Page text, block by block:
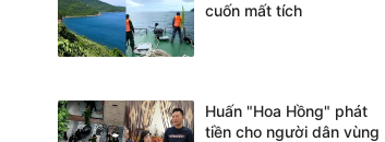
cuốn mất tích
Huấn "Hoa Hồng" phát
tiền cho người dân vùng